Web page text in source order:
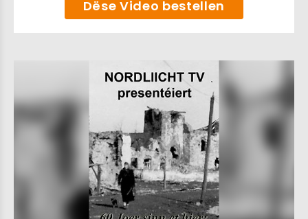
Dëse Video bestellen